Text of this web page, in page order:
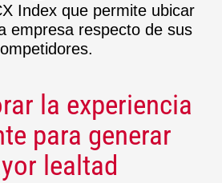
Index que permite ubicar
empresa respecto de sus
la experiencia
para generar
lealtad